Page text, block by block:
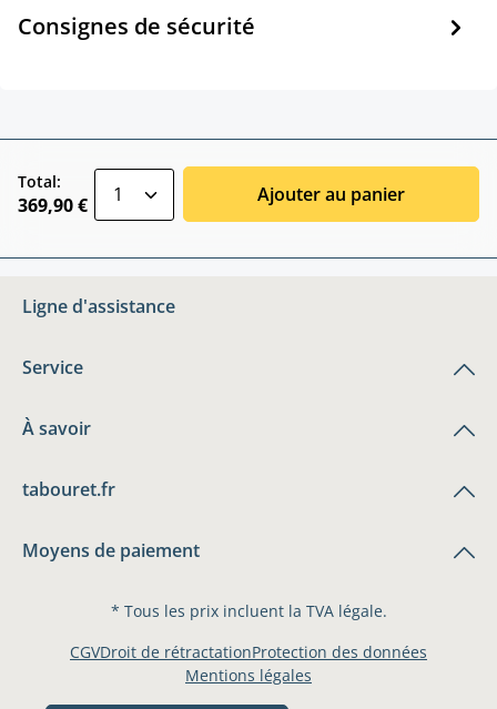
Consignes de sécurité
Total:
369,90 € Ajouter au panier
Ligne d'assistance
Service
À savoir
tabouret.fr
Moyens de paiement
* Tous les prix incluent la TVA légale.
CGVDroit de rétractationProtection des données
Mentions légales